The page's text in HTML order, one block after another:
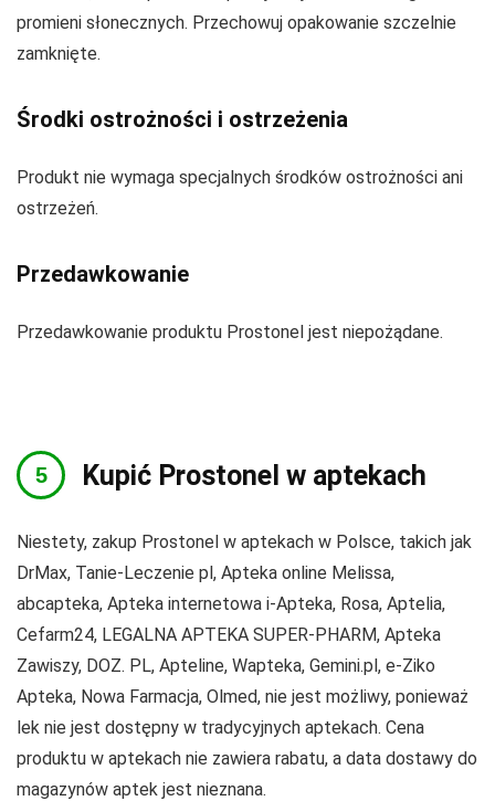
promieni słonecznych. Przechowuj opakowanie szczelnie
zamknięte.
Środki ostrożności i ostrzeżenia
Produkt nie wymaga specjalnych środków ostrożności ani
ostrzeżeń.
Przedawkowanie
Przedawkowanie produktu Prostonel jest niepożądane.
Kupić Prostonel w aptekach
Niestety, zakup Prostonel w aptekach w Polsce, takich jak
DrMax, Tanie-Leczenie pl, Apteka online Melissa,
abcapteka, Apteka internetowa i-Apteka, Rosa, Aptelia,
Cefarm24, LEGALNA APTEKA SUPER-PHARM, Apteka
Zawiszy, DOZ. PL, Apteline, Wapteka, Gemini.pl, e-Ziko
Apteka, Nowa Farmacja, Olmed, nie jest możliwy, ponieważ
lek nie jest dostępny w tradycyjnych aptekach. Cena
produktu w aptekach nie zawiera rabatu, a data dostawy do
magazynów aptek jest nieznana.